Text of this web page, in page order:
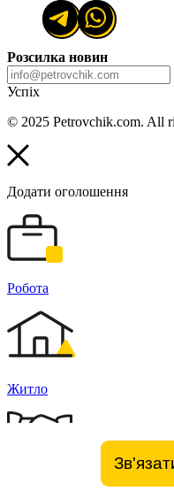
Розсилка новин
Успіх
© 2025 Petrovchik.com. All
Додати оголошення
Робота
Житло